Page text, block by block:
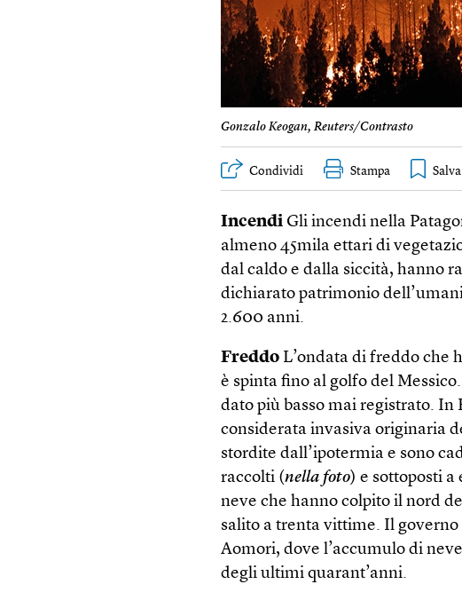
Gonzalo Keogan, Reuters/Contrasto
Condividi Stampa
Incendi Gli incendi nella
almeno 45mila ettari di
dal caldo e dalla siccità, hanno
dichiarato patrimonio
2.600 anni.
Freddo L’ondata di freddo che
è spinta fino al golfo del
dato più basso mai registrato.
considerata invasiva originaria
stordite dall’ipotermia e sono
raccolti (nella foto) e sottoposti
neve che hanno colpito il nord
salito a trenta vittime. Il
Aomori, dove l’accumulo di
degli ultimi quarant’anni.